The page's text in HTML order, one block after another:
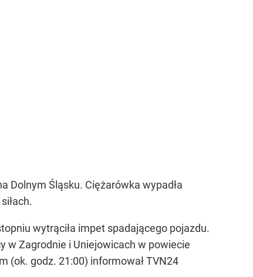
Dolnym Śląsku. Ciężarówka wypadła
wytrąciła impet spadającego pojazdu.
w Zagrodnie i Uniejowicach w powiecie
(ok. godz. 21:00) informował TVN24